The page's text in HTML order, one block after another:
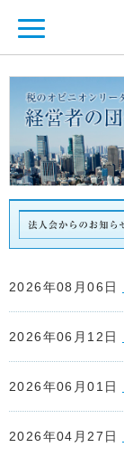
2026年08月06日
2026年06月12日
2026年06月01日
2026年04月27日